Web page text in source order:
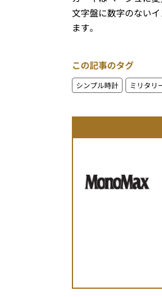
文字盤に数字のない
ます。
この記事のタグ
シンプル時計 ミリタリ